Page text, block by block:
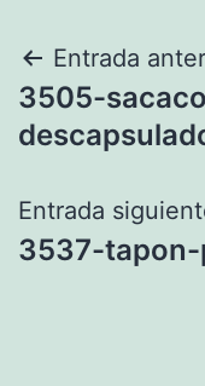
de
Entrada
3505-
Entrada
3537-